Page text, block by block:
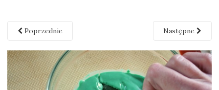
Poprzednie Następne